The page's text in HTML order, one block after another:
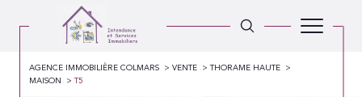
AGENCE IMMOBILIÈRE COLMARS VENTE
THORAME HAUTE
MAISON
T5